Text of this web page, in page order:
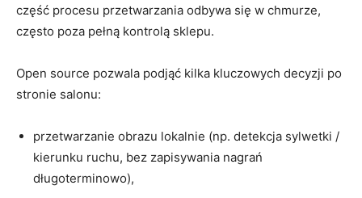
część procesu przetwarzania odbywa się w chmurze,
często poza pełną kontrolą sklepu.
Open source pozwala podjąć kilka kluczowych decyzji po
stronie salonu:
przetwarzanie obrazu lokalnie (np. detekcja sylwetki /
kierunku ruchu, bez zapisywania nagrań
długoterminowo),